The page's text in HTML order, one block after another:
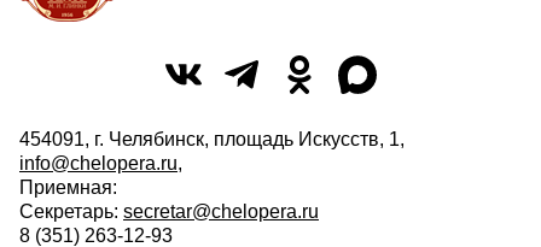
454091, г. Челябинск, площадь Искусств, 1,
info@chelopera.ru,
Приемная:
Секретарь: secretar@chelopera.ru
8 (351) 263-12-93